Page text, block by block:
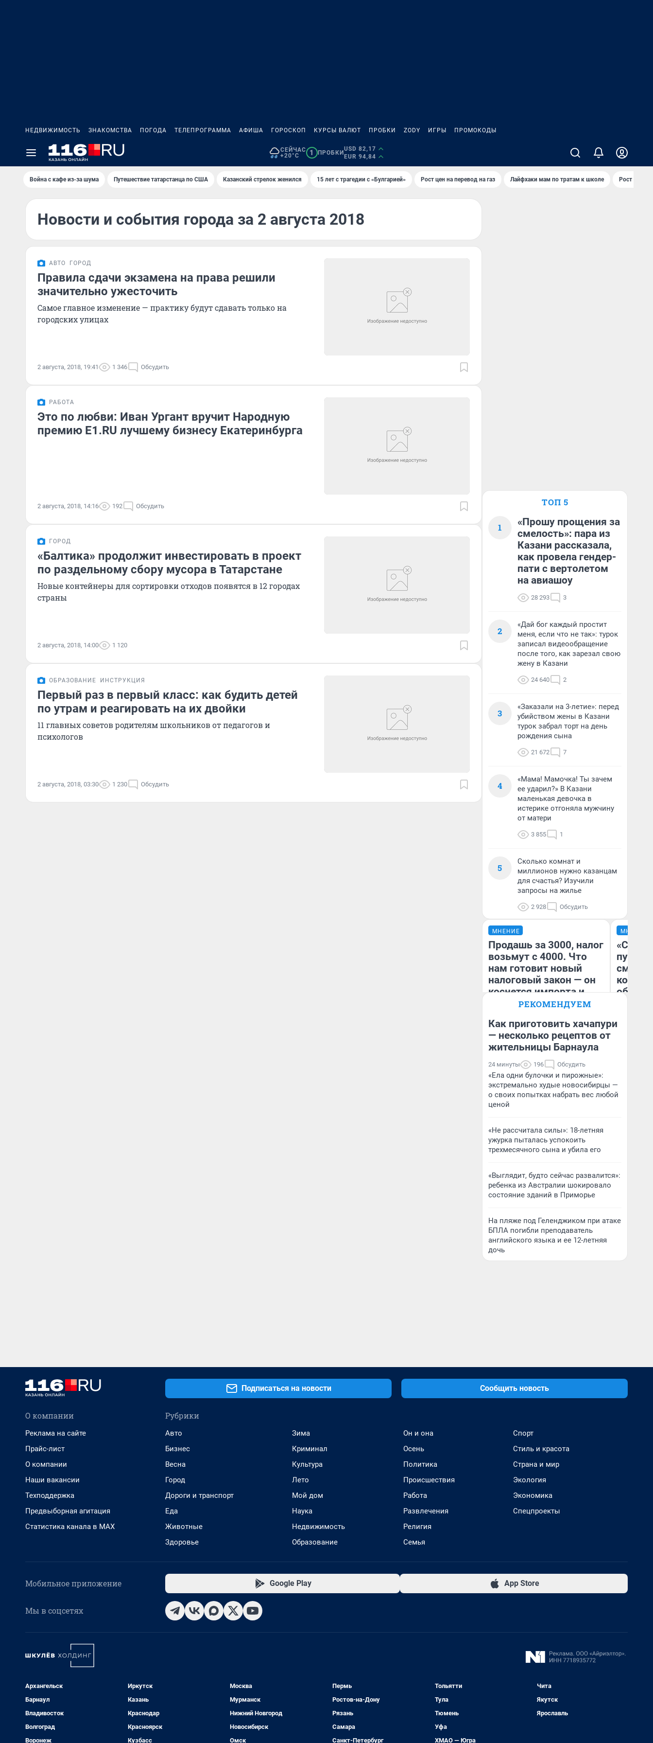
НЕДВИЖИМОСТЬ ЗНАКОМСТВА ПОГОДА ТЕЛЕПРОГРАММА АФИША ГОРОСКОП КУРСЫ ВАЛЮТ ПРОБКИ ZODY ИГРЫ ПРОМОКОДЫ
СЕЙЧАС
+20°C
1 ПРОБКИ
USD 82,17
EUR 94,84
Война с кафе из-за шума Путешествие татарстанца по США Казанский стрелок женился 15 лет с трагедии с «Булгарией» Рост цен на перевод на газ Лайфхаки мам по тратам к школе Рост цен на
Новости и события города за 2 августа 2018
АВТО ГОРОД
Правила сдачи экзамена на права решили
значительно ужесточить
Самое главное изменение — практику будут сдавать только на
городских улицах
2 августа, 2018, 19:41 1 346 Обсудить
РАБОТА
Это по любви: Иван Ургант вручит Народную
премию E1.RU лучшему бизнесу Екатеринбурга
2 августа, 2018, 14:16 192 Обсудить
ГОРОД
«Балтика» продолжит инвестировать в проект
по раздельному сбору мусора в Татарстане
Новые контейнеры для сортировки отходов появятся в 12 городах
страны
2 августа, 2018, 14:00 1 120
ОБРАЗОВАНИЕ ИНСТРУКЦИЯ
Первый раз в первый класс: как будить детей
по утрам и реагировать на их двойки
11 главных советов родителям школьников от педагогов и
психологов
2 августа, 2018, 03:30 1 230 Обсудить
ТОП 5
1
«Прошу прощения за
смелость»: пара из
Казани рассказала,
как провела гендер-
пати с вертолетом
на авиашоу
28 293 3
2
«Дай бог каждый простит
меня, если что не так»: турок
записал видеообращение
после того, как зарезал свою
жену в Казани
24 640 2
3
«Заказали на 3-летие»: перед
убийством жены в Казани
турок забрал торт на день
рождения сына
21 672 7
4
«Мама! Мамочка! Ты зачем
ее ударил?» В Казани
маленькая девочка в
истерике отгоняла мужчину
от матери
3 855 1
5
Сколько комнат и
миллионов нужно казанцам
для счастья? Изучили
запросы на жилье
2 928 Обсудить
МНЕНИЕ
Продашь за 3000, налог
возьмут с 4000. Что
нам готовит новый
налоговый закон — он
коснется импорта и
даже репетиторов
Анастасия Завгородняя
МНЕНИЕ
РЕКОМЕНДУЕМ
Как приготовить хачапури
— несколько рецептов от
жительницы Барнаула
24 минуты 196 Обсудить
«Ела одни булочки и пирожные»:
экстремально худые новосибирцы —
о своих попытках набрать вес любой
ценой
«Не рассчитала силы»: 18-летняя
ужурка пыталась успокоить
трехмесячного сына и убила его
«Выглядит, будто сейчас развалится»:
ребенка из Австралии шокировало
состояние зданий в Приморье
На пляже под Геленджиком при атаке
БПЛА погибли преподаватель
английского языка и ее 12-летняя
дочь
Подписаться на новости Сообщить новость
О компании
Реклама на сайте
Прайс-лист
О компании
Наши вакансии
Техподдержка
Предвыборная агитация
Статистика канала в MAX
Рубрики
Авто
Бизнес
Весна
Город
Дороги и транспорт
Еда
Животные
Здоровье
Зима
Криминал
Культура
Лето
Мой дом
Наука
Недвижимость
Образование
Он и она
Осень
Политика
Происшествия
Работа
Развлечения
Религия
Семья
Спорт
Стиль и красота
Страна и мир
Экология
Экономика
Спецпроекты
Мобильное приложение Google Play App Store
Мы в соцсетях
Архангельск
Барнаул
Владивосток
Волгоград
Воронеж
Иркутск
Казань
Краснодар
Красноярск
Кузбасс
Москва
Мурманск
Нижний Новгород
Новосибирск
Омск
Пермь
Ростов-на-Дону
Рязань
Самара
Санкт-Петербург
Тольятти
Тула
Тюмень
Уфа
ХМАО — Югра
Чита
Якутск
Ярославль